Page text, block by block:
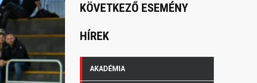
KÖVETKEZŐ ESEMÉNY
HÍREK
AKADÉMIA